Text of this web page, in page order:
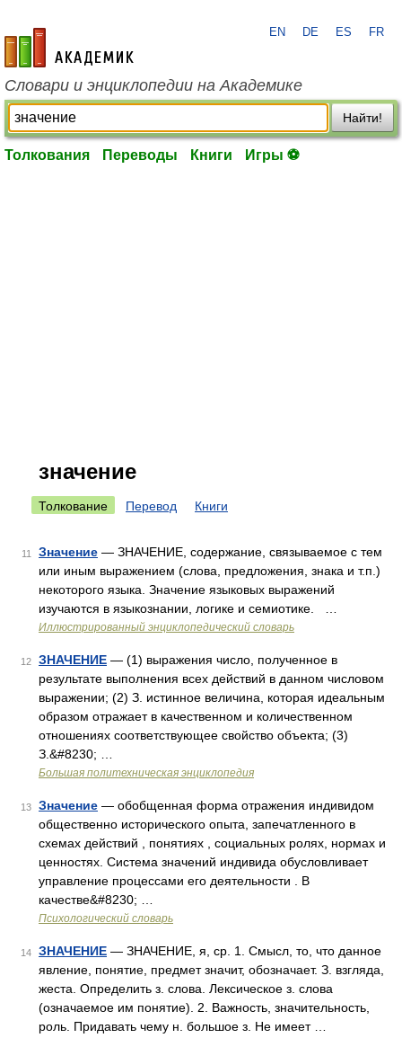
academic.ru
EN DE ES FR
Словари и энциклопедии на Академике
Найти!
Толкования Переводы Книги Игры ⚽
значение
Толкование Перевод Книги
11 Значение — ЗНАЧЕНИЕ, содержание, связываемое с тем
или иным выражением (слова, предложения, знака и т.п.)
некоторого языка. Значение языковых выражений
изучаются в языкознании, логике и семиотике. …
Иллюстрированный энциклопедический словарь
12 ЗНАЧЕНИЕ — (1) выражения число, полученное в
результате выполнения всех действий в данном числовом
выражении; (2) З. истинное величина, которая идеальным
образом отражает в качественном и количественном
отношениях соответствующее свойство объекта; (3)
З.&#8230; …
Большая политехническая энциклопедия
13 Значение — обобщенная форма отражения индивидом
общественно исторического опыта, запечатленного в
схемах действий , понятиях , социальных ролях, нормах и
ценностях. Система значений индивида обусловливает
управление процессами его деятельности . В
качестве&#8230; …
Психологический словарь
14 ЗНАЧЕНИЕ — ЗНАЧЕНИЕ, я, ср. 1. Смысл, то, что данное
явление, понятие, предмет значит, обозначает. З. взгляда,
жеста. Определить з. слова. Лексическое з. слова
(означаемое им понятие). 2. Важность, значительность,
роль. Придавать чему н. большое з. Не имеет …